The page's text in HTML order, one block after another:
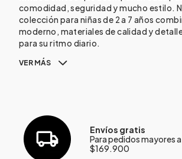
comodidad, seguridad y mucho estilo.
colección para niñas de 2 a 7 años
moderno, materiales de calidad y
para su ritmo diario.
VER MÁS
Envíos gratis
Para pedidos mayores a
$169.900